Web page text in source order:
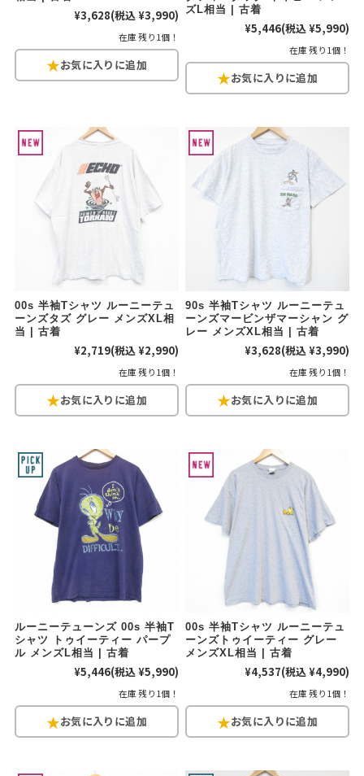
¥3,628(税込 ¥3,990)
在庫 残り1個！
ズL相当 | 古着
¥5,446(税込 ¥5,990)
在庫 残り1個！
00s 半袖Tシャツ ルーニーテュ
ーンズタズ グレー メンズXL相
当 | 古着
¥2,719(税込 ¥2,990)
在庫 残り1個！
90s 半袖Tシャツ ルーニーテュ
ーンズマービンザマーシャン グ
レー メンズXL相当 | 古着
¥3,628(税込 ¥3,990)
在庫 残り1個！
ルーニーテューンズ 00s 半袖T
シャツ トゥイーティー パープ
ル メンズL相当 | 古着
¥5,446(税込 ¥5,990)
在庫 残り1個！
00s 半袖Tシャツ ルーニーテュ
ーンズトゥイーティー グレー
メンズXL相当 | 古着
¥4,537(税込 ¥4,990)
在庫 残り1個！